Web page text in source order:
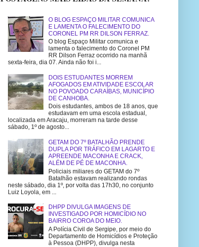
O BLOG ESPAÇO MILITAR COMUNICA
E LAMENTA O FALECIMENTO DO
CORONEL PM RR DILSON FERRAZ.
O blog Espaço Militar comunica e
lamenta o falecimento do Coronel PM
RR Dilson Ferraz ocorrido na manhã
sexta-feira, dia 07. Ainda não foi i...
DOIS ESTUDANTES MORREM
AFOGADOS EM ATIVIDADE ESCOLAR
NO POVOADO CARAÍBAS, MUNICÍPIO
DE CANHOBA.
Dois estudantes, ambos de 18 anos, que
estudavam em uma escola estadual,
localizada em Aracaju, morreram na tarde desse
sábado, 1º de agosto...
GETAM DO 7º BATALHÃO PRENDE
DUPLA POR TRÁFICO EM LAGARTO E
APREENDE MACONHA E CRACK,
ALÉM DE PÉ DE MACONHA.
Policiais miliares do GETAM do 7º
Batalhão estavam realizando rondas
neste sábado, dia 1º, por volta das 17h30, no conjunto
Luiz Loyola, em ...
DHPP DIVULGA IMAGENS DE
INVESTIGADO POR HOMICÍDIO NO
BAIRRO COROA DO MEIO.
A Polícia Civil de Sergipe, por meio do
Departamento de Homicídios e Proteção
à Pessoa (DHPP), divulga nesta